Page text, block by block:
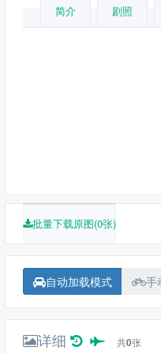
简介 剧照
批量下载原图(0张)
自动加载模式 手
详细 共0张